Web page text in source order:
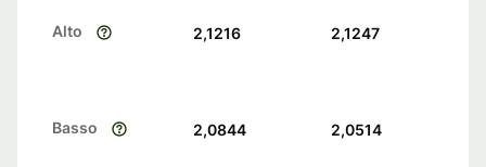
Alto 2,1216 2,1247
Basso 2,0844 2,0514